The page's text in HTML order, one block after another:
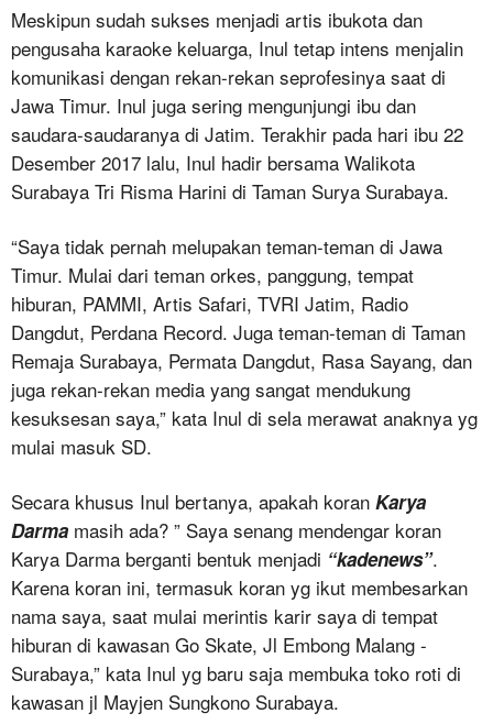
Meskipun sudah sukses menjadi artis ibukota dan
pengusaha karaoke keluarga, Inul tetap intens menjalin
komunikasi dengan rekan-rekan seprofesinya saat di
Jawa Timur. Inul juga sering mengunjungi ibu dan
saudara-saudaranya di Jatim. Terakhir pada hari ibu 22
Desember 2017 lalu, Inul hadir bersama Walikota
Surabaya Tri Risma Harini di Taman Surya Surabaya.
“Saya tidak pernah melupakan teman-teman di Jawa
Timur. Mulai dari teman orkes, panggung, tempat
hiburan, PAMMI, Artis Safari, TVRI Jatim, Radio
Dangdut, Perdana Record. Juga teman-teman di Taman
Remaja Surabaya, Permata Dangdut, Rasa Sayang, dan
juga rekan-rekan media yang sangat mendukung
kesuksesan saya,” kata Inul di sela merawat anaknya yg
mulai masuk SD.
Secara khusus Inul bertanya, apakah koran Karya
Darma masih ada? ” Saya senang mendengar koran
Karya Darma berganti bentuk menjadi “kadenews”.
Karena koran ini, termasuk koran yg ikut membesarkan
nama saya, saat mulai merintis karir saya di tempat
hiburan di kawasan Go Skate, Jl Embong Malang -
Surabaya,” kata Inul yg baru saja membuka toko roti di
kawasan jl Mayjen Sungkono Surabaya.